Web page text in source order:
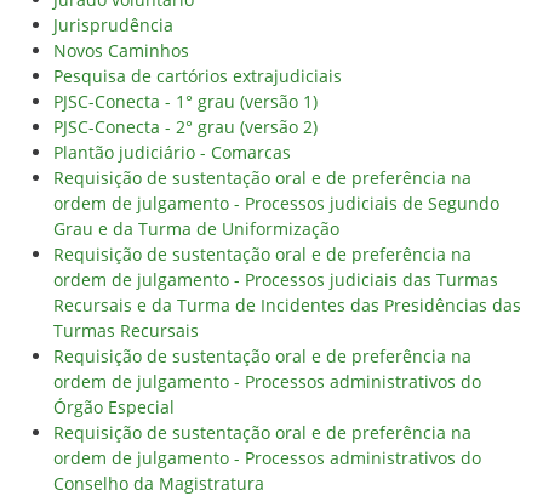
Jurisprudência
Novos Caminhos
Pesquisa de cartórios extrajudiciais
PJSC-Conecta - 1° grau (versão 1)
PJSC-Conecta - 2° grau (versão 2)
Plantão judiciário - Comarcas
Requisição de sustentação oral e de preferência na
ordem de julgamento - Processos judiciais de Segundo
Grau e da Turma de Uniformização
Requisição de sustentação oral e de preferência na
ordem de julgamento - Processos judiciais das Turmas
Recursais e da Turma de Incidentes das Presidências das
Turmas Recursais
Requisição de sustentação oral e de preferência na
ordem de julgamento - Processos administrativos do
Órgão Especial
Requisição de sustentação oral e de preferência na
ordem de julgamento - Processos administrativos do
Conselho da Magistratura